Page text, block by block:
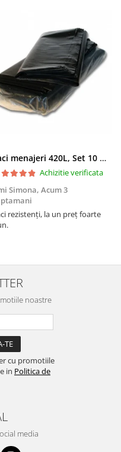
Saci menajeri 420L, Set 10 bucati
Achizitie verificata
Simona, Acum 3
rezistenți, la un preț foarte
noastre
cu promotiile
in Politica de
media